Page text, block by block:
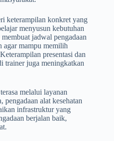
keterampilan konkret yang
menyusun kebutuhan
jadwal pengadaan
agar mampu memilih
presentasi dan
trainer juga meningkatkan
melalui layanan
alat kesehatan
infrastruktur yang
berjalan baik,